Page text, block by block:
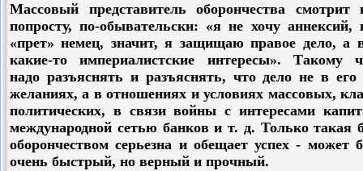
Массовый представитель оборончества смотрит
попросту, по-обывательски: «я не хочу аннексий,
«прет» немец, значит, я защищаю правое дело, а
какие-то империалистские интересы». Такому
надо разъяснять и разъяснять, что дело не в
желаниях, а в отношениях и условиях массовых,
политических, в связи войны с интересами
международной сетью банков и т. д. Только такая
оборончеством серьезна и обещает успех - может
очень быстрый, но верный и прочный.